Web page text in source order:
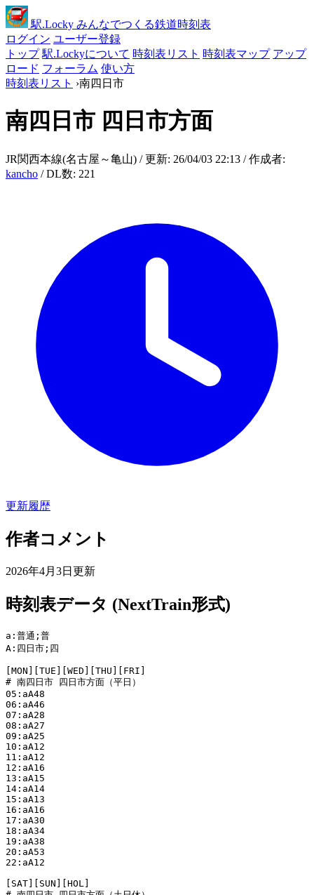
駅.Locky みんなでつくる鉄道時刻表
ログイン ユーザー登録
トップ 駅.Lockyについて 時刻表リスト 時刻表マップ アップ
ロード フォーラム 使い方
時刻表リスト ›南四日市
南四日市 四日市方面
JR関西本線(名古屋～亀山) / 更新: 26/04/03 22:13 / 作成者:
kancho / DL数: 221
更新履歴
作者コメント
2026年4月3日更新
時刻表データ (NextTrain形式)
a:普通;普
A:四日市;四
[MON][TUE][WED][THU][FRI]
# 南四日市 四日市方面（平日）
05:aA48
06:aA46
07:aA28
08:aA27
09:aA25
10:aA12
11:aA12
12:aA16
13:aA15
14:aA14
15:aA13
16:aA16
17:aA30
18:aA34
19:aA38
20:aA53
22:aA12
[SAT][SUN][HOL]